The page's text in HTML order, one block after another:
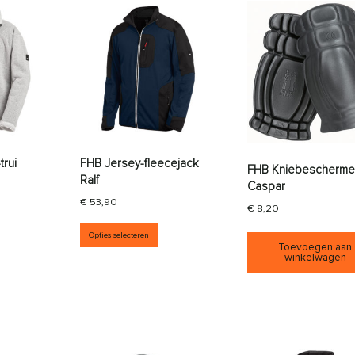
product heeft meerdere variaties. Deze optie kan gekozen
FHB Jersey-fleecejack
Ralf
€53,90
Opties selecteren
Dit product heeft meerdere
FHB
Caspar
€8,20
Toevoegen aan
winkelwagen